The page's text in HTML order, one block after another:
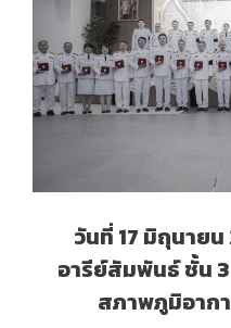
วันที่ 17 มิถุนาย
อารีย์สัมพันธ์ ชั้น
สภาพภูมิอาก